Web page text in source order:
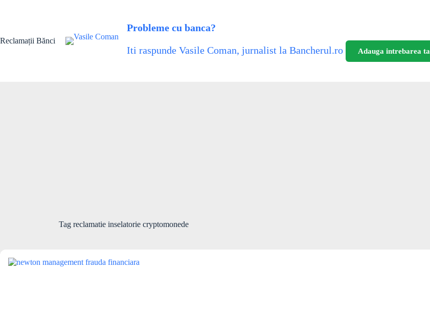
Reclamații Bănci
Probleme cu banca?
Iti raspunde Vasile Coman, jurnalist la Bancherul.ro
Adauga intrebarea ta
Tag reclamatie inselatorie cryptomonede